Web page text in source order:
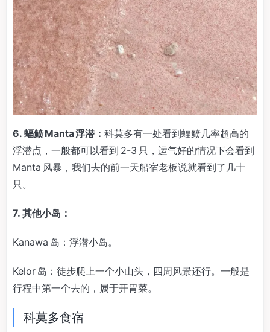
6. 蝠鲼 Manta 浮潜： 科莫多有一处看到蝠鲼几率超高的
浮潜点，一般都可以看到 2-3 只，运气好的情况下会看到
Manta 风暴，我们去的前一天船宿老板说就看到了几十
只。
7. 其他小岛：
Kanawa 岛：浮潜小岛。
Kelor 岛：徒步爬上一个小山头，四周风景还行。一般是
行程中第一个去的，属于开胃菜。
科莫多食宿